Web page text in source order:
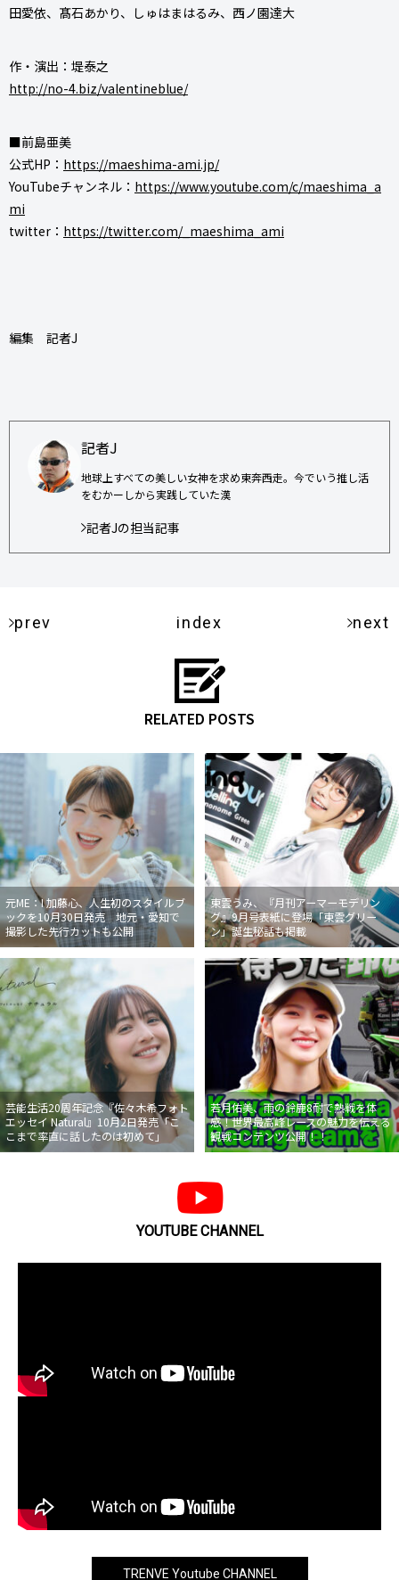
田愛依、髙石あかり、しゅはまはるみ、西ノ園達大
作・演出：堤泰之
http://no-4.biz/valentineblue/
■前島亜美
公式HP： https://maeshima-ami.jp/
YouTubeチャンネル： https://www.youtube.com/c/maeshima_a
mi
twitter： https://twitter.com/_maeshima_ami
編集 記者J
記者J
地球上すべての美しい女神を求め東奔西走。今でいう推し活
をむかーしから実践していた漢
記者Jの担当記事
prev index next
RELATED POSTS
元ME：I 加藤心、人生初のスタイルブ
ックを10月30日発売 地元・愛知で
撮影した先行カットも公開
東雲うみ、『月刊アーマーモデリン
グ』9月号表紙に登場「東雲グリー
ン」誕生秘話も掲載
芸能生活20周年記念『佐々木希フォト
エッセイ Natural』10月2日発売「こ
こまで率直に話したのは初めて」
若月佑美、雨の鈴鹿8耐で熱戦を体
感！世界最高峰レースの魅力を伝える
観戦コンテンツ公開！！
YOUTUBE CHANNEL
TRENVE Youtube CHANNEL